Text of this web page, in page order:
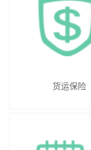
货运保险